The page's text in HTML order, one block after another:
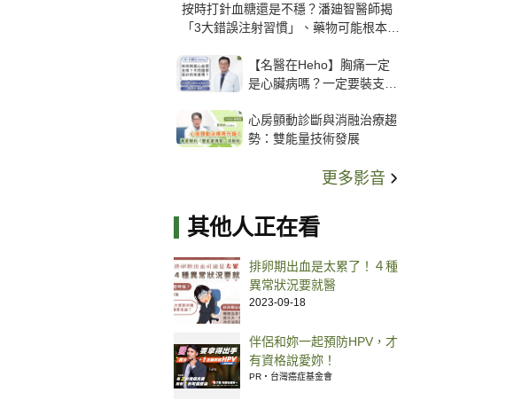
按時打針血糖還是不穩？潘廸智醫師揭
「3大錯誤注射習慣」、藥物可能根本沒
【名醫在Heho】胸痛一定
是心臟病嗎？一定要裝支
解析支架種類、風險與選擇
關鍵
心房顫動診斷與消融治療趨
勢：雙能量技術發展
更多影音
其他人正在看
排卵期出血是太累了！４種
異常狀況要就醫
2023-09-18
伴侶和妳一起預防HPV，才
有資格說愛妳！
PR・台灣癌症基金會